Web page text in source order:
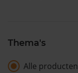
Thema's
Alle producten